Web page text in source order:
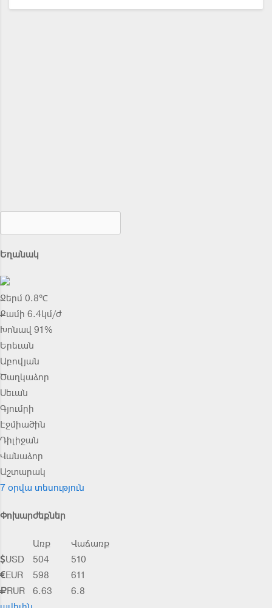
Եղանակ
Ջերմ 0.8℃
Քամի 6.4կմ/ժ
Խոնավ 91%
Երեւան
Աբովյան
Ծաղկաձոր
Սեւան
Գյումրի
Էջմիածին
Դիլիջան
Վանաձոր
Աշտարակ
7 օրվա տեսություն
Փոխարժեքներ
Առք
Վաճառք
USD
504
510
EUR
598
611
RUR
6.63
6.8